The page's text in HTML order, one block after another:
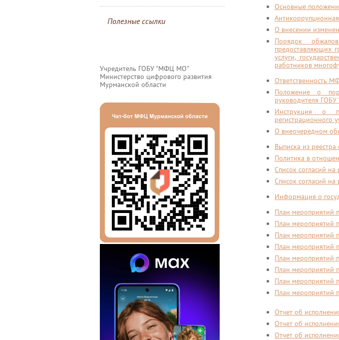
Полезные ссылки
Учредитель ГОБУ "МФЦ МО"
Министерство цифрового развития
Мурманской области
Основные
О внесении
Порядок
предоставляющих
услуги,
работников
Ответственность
Положение о
руководителя
Инструкция о
регистрационного
О внеочередном
Выписка из
Политика в
Список согласий
Список согласий
Информация о
План мероприятий
План мероприятий
План мероприятий
План мероприятий
План мероприятий
План мероприятий
План мероприятий
План мероприятий
Отчет об
Отчет об
Отчет об